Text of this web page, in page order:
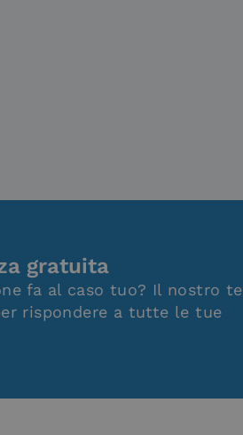
gratuita
fa al caso tuo? Il nostro
rispondere a tutte le tue